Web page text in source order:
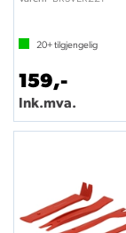
20+tilgjengelig
159,-
Ink.mva.